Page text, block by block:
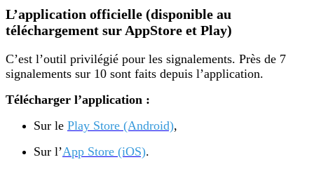
L’application officielle (disponible au
téléchargement sur AppStore et Play)
C’est l’outil privilégié pour les signalements. Près de 7
signalements sur 10 sont faits depuis l’application.
Télécharger l’application :
Sur le Play Store (Android),
Sur l’App Store (iOS).